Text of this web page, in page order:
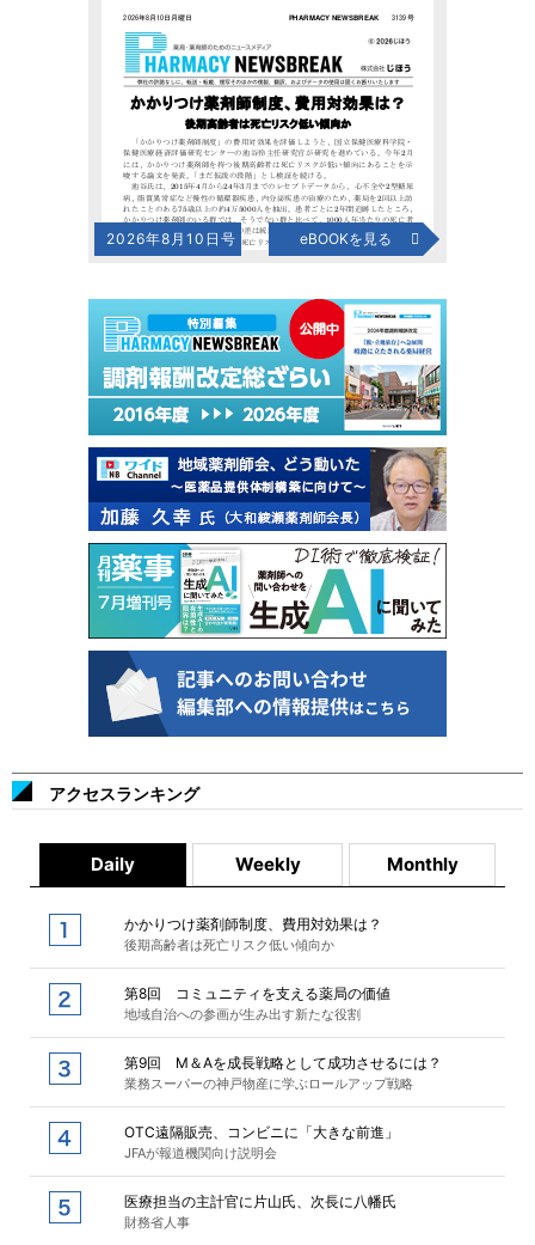
2026年8月10日号 eBOOKを見る
アクセスランキング
Daily Weekly Monthly
かかりつけ薬剤師制度、費用対効果は？
後期高齢者は死亡リスク低い傾向か
第8回 コミュニティを支える薬局の価値
地域自治への参画が生み出す新たな役割
第9回 M＆Aを成長戦略として成功させるには？
業務スーパーの神戸物産に学ぶロールアップ戦略
OTC遠隔販売、コンビニに「大きな前進」
JFAが報道機関向け説明会
医療担当の主計官に片山氏、次長に八幡氏
財務省人事